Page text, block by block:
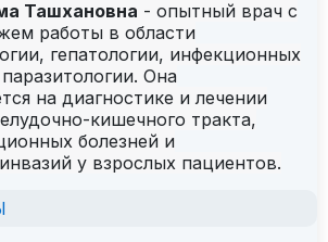
Ташхановна - опытный врач с
работы в области
гепатологии, инфекционных
Она
на диагностике и лечении
кишечного тракта,
болезней и
у взрослых пациентов.